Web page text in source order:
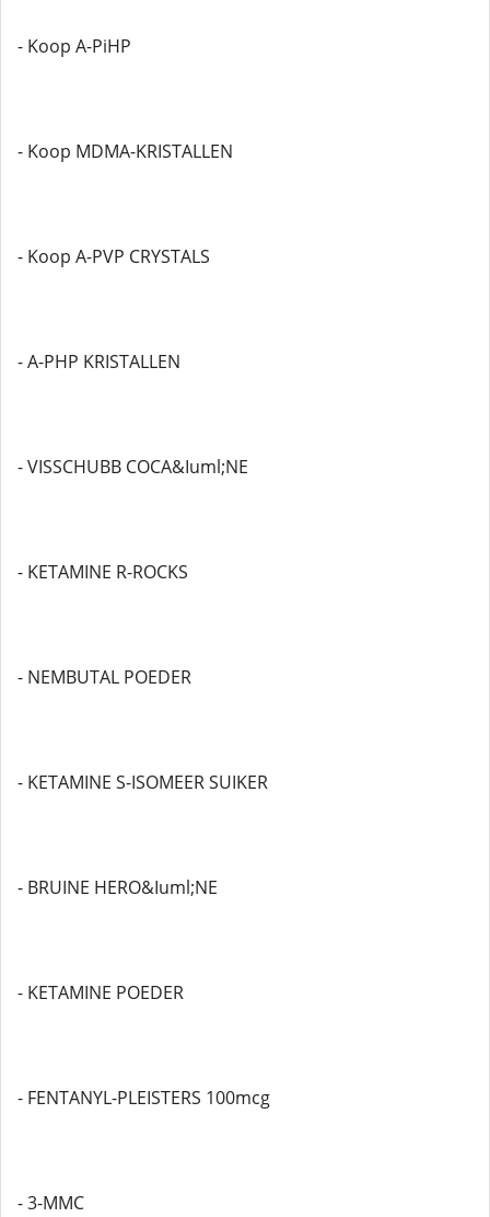
- Koop A-PiHP
- Koop MDMA-KRISTALLEN
- Koop A-PVP CRYSTALS
- A-PHP KRISTALLEN
- VISSCHUBB COCA&Iuml;NE
- KETAMINE R-ROCKS
- NEMBUTAL POEDER
- KETAMINE S-ISOMEER SUIKER
- BRUINE HERO&Iuml;NE
- KETAMINE POEDER
- FENTANYL-PLEISTERS 100mcg
- 3-MMC